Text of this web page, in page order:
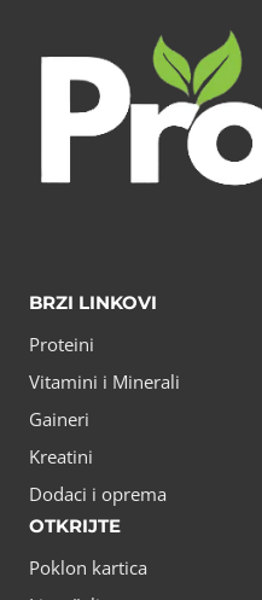
BRZI LINKOVI
Proteini
Vitamini i Minerali
Gaineri
Kreatini
Dodaci i oprema
OTKRIJTE
Poklon kartica